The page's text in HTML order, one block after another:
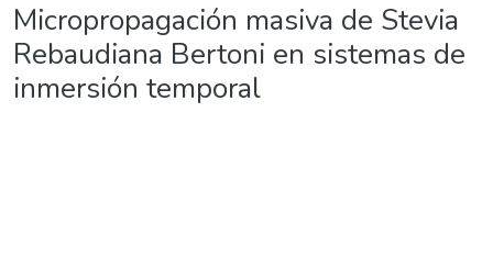
Micropropagación masiva de Stevia
Rebaudiana Bertoni en sistemas de
inmersión temporal